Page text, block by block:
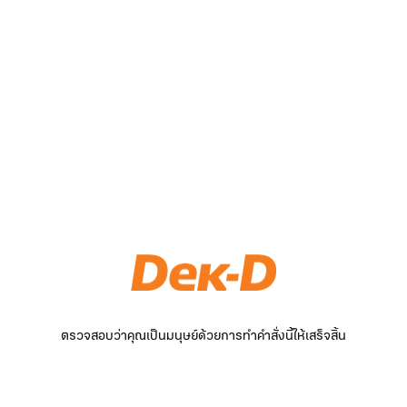
ตรวจสอบว่าคุณเป็นมนุษย์ด้วยการทำคำสั่งนี้ให้เสร็จสิ้น